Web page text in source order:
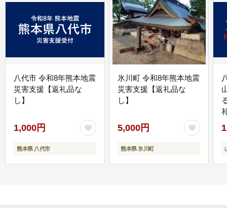
八代市 令和8年熊本地震
災害支援【返礼品な
し】
1,000円
熊本県 八代市
氷川町 令和8年熊本地震
災害支援【返礼品な
し】
5,000円
熊本県 氷川町